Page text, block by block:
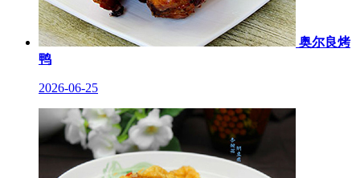
奥尔良烤
鸭
2026-06-25